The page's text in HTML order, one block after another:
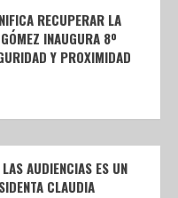
RECUPERAR LA
INAUGURA 8º
Y PROXIMIDAD
AUDIENCIAS ES UN
CLAUDIA